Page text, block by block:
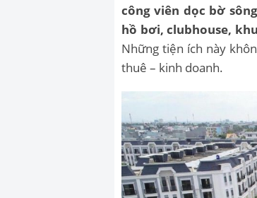
công viên dọc bờ
hồ bơi, clubhouse,
Những tiện ích này
thuê – kinh doanh.